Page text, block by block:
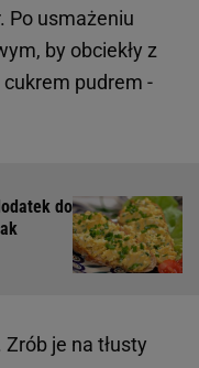
Po usmażeniu
by obciekły z
pudrem -
do
je na tłusty